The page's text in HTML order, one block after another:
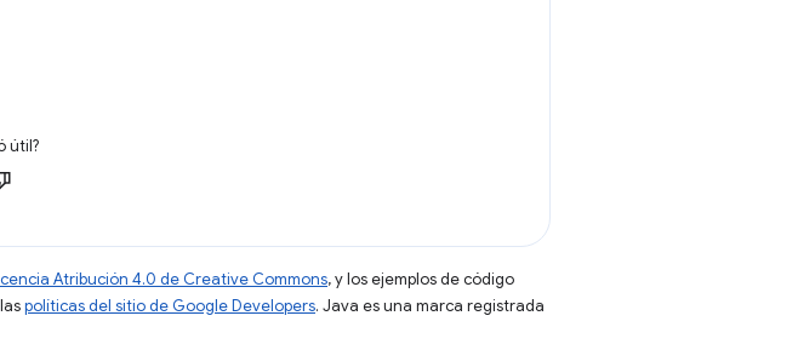
útil?
Atribución 4.0 de Creative Commons, y los ejemplos de código
políticas del sitio de Google Developers. Java es una marca registrada